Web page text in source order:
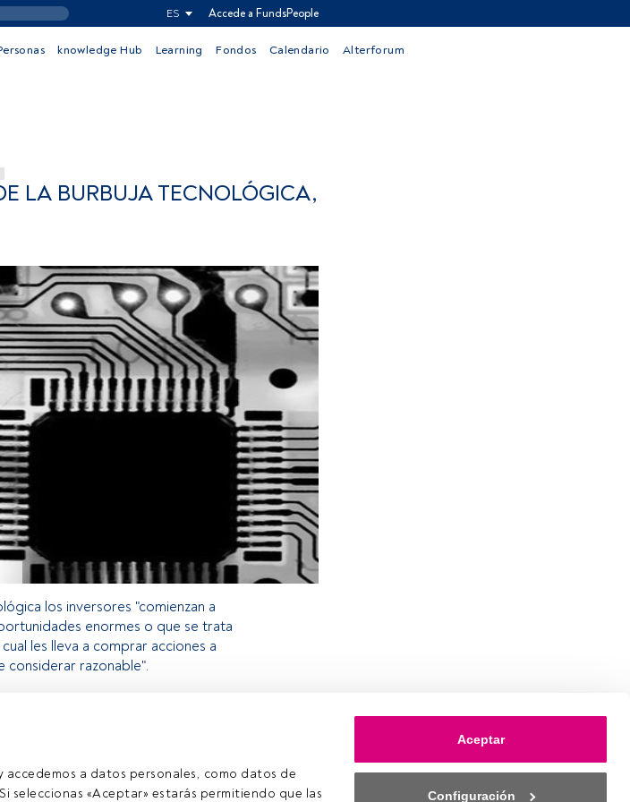
accedemos a datos personales, como datos de
«Aceptar» estarás permitiendo que las
Aceptar
Configuración
ES Accede a FundsPeople
knowledge Hub Learning Fondos Calendario Alterforum
LA BURBUJA TECNOLÓGICA,
los inversores "comienzan a
enormes o que se trata
les lleva a comprar acciones a
considerar razonable".
de FundsPeople. Si ya
que ofrece FundsPeople.